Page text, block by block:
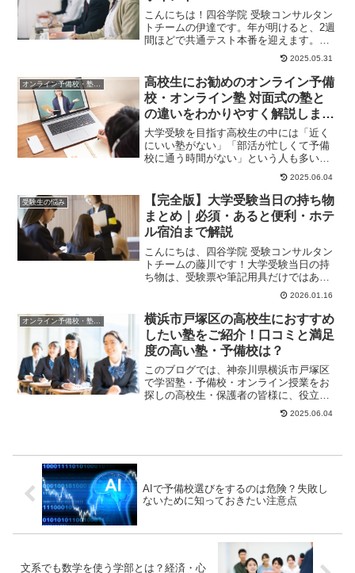
こんにちは！四谷学院 受験コンサルタン
トチームの伊達です。年が明けると、2週
間ほどで共通テスト本番を迎えます。受
験学年ではない高校1・2年生も、刻一刻
2025.05.31
オンライン予備校・塾の活用法
高校生にお勧めのオンライン予備
校・オンライン塾 対面式の塾と
の違いをわかりやすく解説しま
す。四谷学院オンライン校のQ＆
Aもご紹介！
大学受験を目指す高校生の中には「近く
にいい塾がない」「部活が忙しくて予備
校に通う時間がない」という人も多いこ
とでしょう。そんな人におすすめなのが
2025.06.04
受験生の悩み
【完全版】大学受験当日の持ち物
まとめ｜必須・あると便利・ホテ
ル宿泊まで解説
こんにちは、四谷学院 受験コンサルタン
トチームの藤川です！大学受験当日の持
ち物は、受験票や筆記用具だけではあり
ません。実際の試験では、「準備してい
2026.01.16
横浜市戸塚区の高校生におすすめ
したい塾をご紹介！口コミと満足
度の高い塾・予備校は？
このブログでは、神奈川県横浜市戸塚区
で学習塾・予備校・オンライン授業をお
探しの高校生・保護者の皆様に、役立つ
情報やヒントになる情報をお伝えしま
2025.06.04
AIで予備校選びをするのは危険？失敗し
ないために知っておきたい注意点
文系でも数学を使う学部とは？経済・心